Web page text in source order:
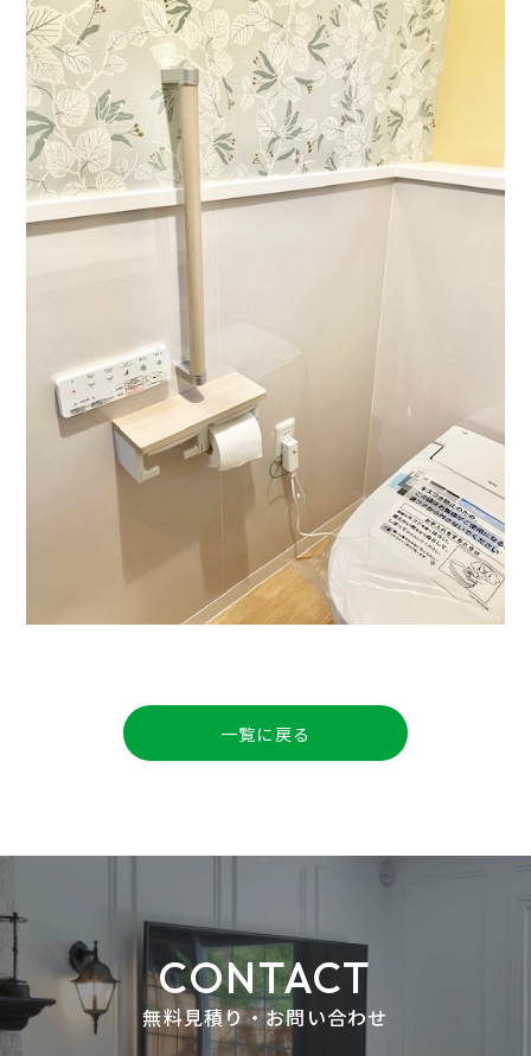
一覧に戻る
CONTACT
無料見積り・お問い合わせ